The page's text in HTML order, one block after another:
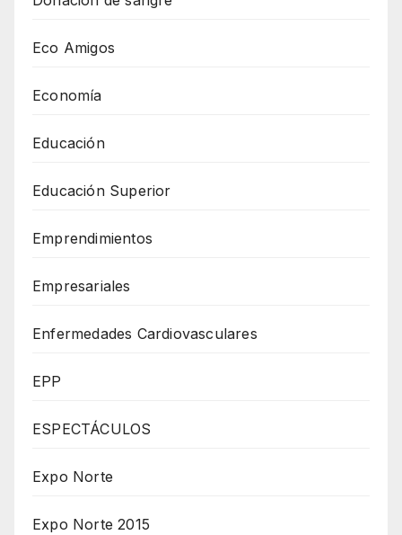
Eco Amigos
Economía
Educación
Educación Superior
Emprendimientos
Empresariales
Enfermedades Cardiovasculares
EPP
ESPECTÁCULOS
Expo Norte
Expo Norte 2015